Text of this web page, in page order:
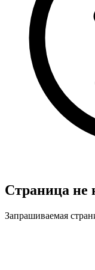
Страница не
Запрашиваемая